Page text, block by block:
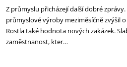
Z průmyslu přicházejí další dobré
průmyslové výroby meziměsíčně zvýšil o
Rostla také hodnota nových zakázek.
zaměstnanost, kter…